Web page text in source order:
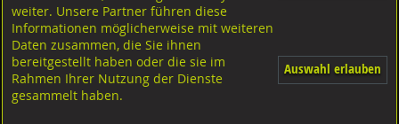
weiter. Unsere Partner führen diese
Informationen möglicherweise mit weiteren
Daten zusammen, die Sie ihnen
bereitgestellt haben oder die sie im
Rahmen Ihrer Nutzung der Dienste
gesammelt haben.
Auswahl erlauben